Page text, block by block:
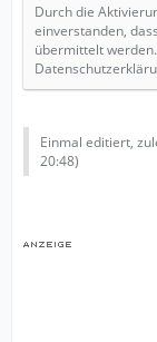
Durch die
einverstanden,
übermittelt
Einmal editiert,
20:48)